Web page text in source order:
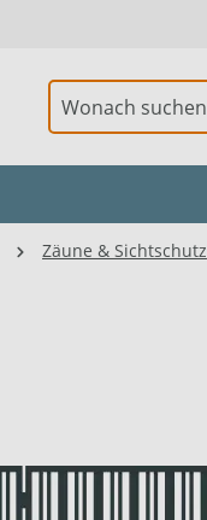
Zäune & Sichtschutz